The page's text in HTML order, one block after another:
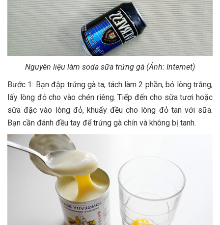
Nguyên liệu làm soda sữa trứng gà (Ảnh: Internet)
Bước 1: Bạn đập trứng gà ta, tách làm 2 phần, bỏ lòng trắng,
lấy lòng đỏ cho vào chén riêng. Tiếp đến cho sữa tươi hoặc
sữa đặc vào lòng đỏ, khuấy đều cho lòng đỏ tan với sữa.
Bạn cần đánh đều tay để trứng gà chín và không bị tanh.